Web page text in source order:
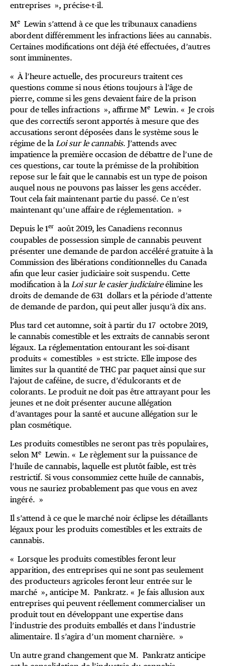
entreprises », précise-t-il.
Me Lewin s’attend à ce que les tribunaux canadiens
abordent différemment les infractions liées au cannabis.
Certaines modifications ont déjà été effectuées, d’autres
sont imminentes.
« À l’heure actuelle, des procureurs traitent ces
questions comme si nous étions toujours à l’âge de
pierre, comme si les gens devaient faire de la prison
pour de telles infractions », affirme Me Lewin. « Je crois
que des correctifs seront apportés à mesure que des
accusations seront déposées dans le système sous le
régime de la Loi sur le cannabis. J’attends avec
impatience la première occasion de débattre de l’une de
ces questions, car toute la prémisse de la prohibition
repose sur le fait que le cannabis est un type de poison
auquel nous ne pouvons pas laisser les gens accéder.
Tout cela fait maintenant partie du passé. Ce n’est
maintenant qu’une affaire de réglementation. »
Depuis le 1er août 2019, les Canadiens reconnus
coupables de possession simple de cannabis peuvent
présenter une demande de pardon accéléré gratuite à la
Commission des libérations conditionnelles du Canada
afin que leur casier judiciaire soit suspendu. Cette
modification à la Loi sur le casier judiciaireélimine les
droits de demande de 631 dollars et la période d’attente
de demande de pardon, qui peut aller jusqu’à dix ans.
Plus tard cet automne, soit à partir du 17 octobre 2019,
le cannabis comestible et les extraits de cannabis seront
légaux. La réglementation entourant les soi-disant
produits « comestibles » est stricte. Elle impose des
limites sur la quantité de THC par paquet ainsi que sur
l’ajout de caféine, de sucre, d’édulcorants et de
colorants. Le produit ne doit pas être attrayant pour les
jeunes et ne doit présenter aucune allégation
d’avantages pour la santé et aucune allégation sur le
plan cosmétique.
Les produits comestibles ne seront pas très populaires,
selon Me Lewin. « Le règlement sur la puissance de
l’huile de cannabis, laquelle est plutôt faible, est très
restrictif. Si vous consommiez cette huile de cannabis,
vous ne sauriez probablement pas que vous en avez
ingéré. »
Il s’attend à ce que le marché noir éclipse les détaillants
légaux pour les produits comestibles et les extraits de
cannabis.
« Lorsque les produits comestibles feront leur
apparition, des entreprises qui ne sont pas seulement
des producteurs agricoles feront leur entrée sur le
marché », anticipe M. Pankratz. « Je fais allusion aux
entreprises qui peuvent réellement commercialiser un
produit tout en développant une expertise dans
l’industrie des produits emballés et dans l’industrie
alimentaire. Il s’agira d’un moment charnière. »
Un autre grand changement que M. Pankratz anticipe